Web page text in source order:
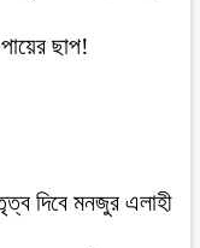
ছাপ!
দিবে মনজুর এলাহী